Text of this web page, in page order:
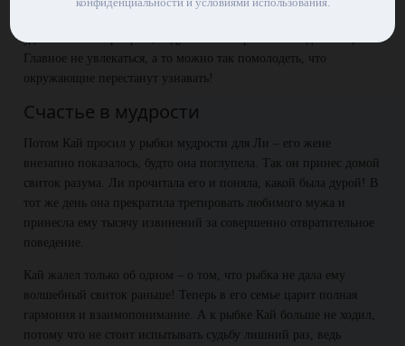
Главное не увлекаться, а то можно так помолодеть, что
окружающие перестанут узнавать!
Счастье в мудрости
Потом Кай просил у рыбки мудрости для Ли – его жене
внезапно показалось, будто она поглупела. Так он принес домой
свиток разума. Ли прочитала его и поняла, какой была дурой! В
тот же день она прекратила третировать любимого мужа и
принесла ему тысячу извинений за совершенно отвратительное
поведение.
Кай жалел только об одном – о том, что рыбка не дала ему
волшебный свиток раньше! Теперь в его семье царит полная
гармония и взаимопонимание. А к рыбке Кай больше не ходил,
потому что не стоит испытывать судьбу лишний раз, ведь